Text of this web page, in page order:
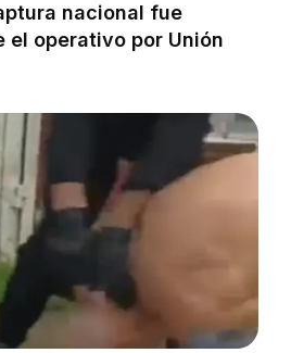
nacional fue
el operativo por Unión